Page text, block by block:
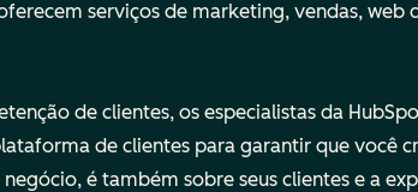
serviços de marketing, vendas, web
de clientes, os especialistas da
de clientes para garantir que você
é também sobre seus clientes e a